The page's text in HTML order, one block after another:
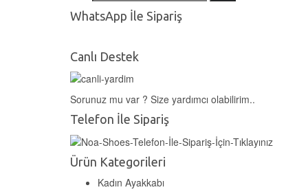
WhatsApp İle Sipariş
Canlı Destek
Sorunuz mu var ? Size yardımcı olabilirim..
Telefon İle Sipariş
Ürün Kategorileri
Kadın Ayakkabı